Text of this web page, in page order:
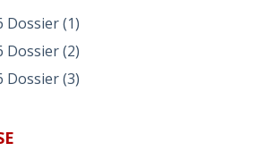
Dossier (1)
Dossier (2)
Dossier (3)